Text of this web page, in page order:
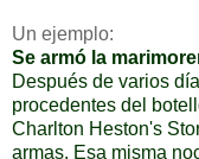
Un ejemplo:
Se armó la
Después de varios
procedentes del
Charlton Heston's
armas. Esa misma